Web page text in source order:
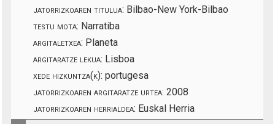
jatorrizkoaren titulua: Bilbao-New York-Bilbao
testu mota: Narratiba
argitaletxea: Planeta
argitaratze lekua: Lisboa
xede hizkuntza(k): portugesa
jatorrizkoaren argitaratze urtea: 2008
jatorrizkoaren herrialdea: Euskal Herria